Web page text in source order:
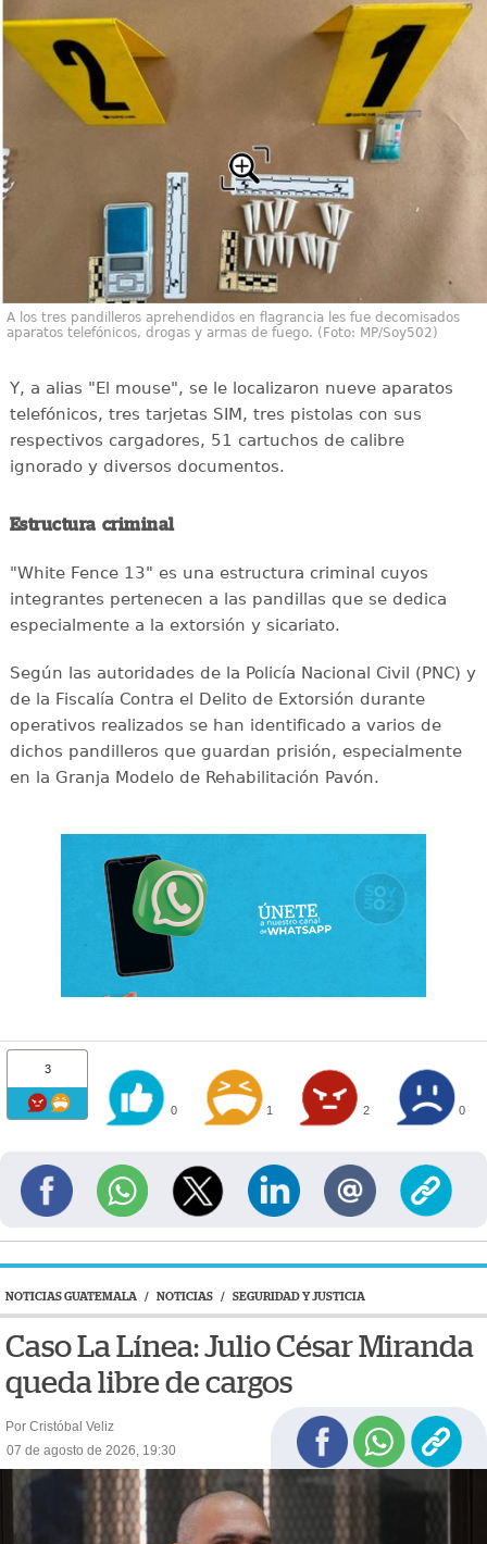
A los tres pandilleros aprehendidos en flagrancia les fue decomisados
aparatos telefónicos, drogas y armas de fuego. (Foto: MP/Soy502)
Y, a alias "El mouse", se le localizaron nueve aparatos
telefónicos, tres tarjetas SIM, tres pistolas con sus
respectivos cargadores, 51 cartuchos de calibre
ignorado y diversos documentos.
Estructura criminal
"White Fence 13" es una estructura criminal cuyos
integrantes pertenecen a las pandillas que se dedica
especialmente a la extorsión y sicariato.
Según las autoridades de la Policía Nacional Civil (PNC) y
de la Fiscalía Contra el Delito de Extorsión durante
operativos realizados se han identificado a varios de
dichos pandilleros que guardan prisión, especialmente
en la Granja Modelo de Rehabilitación Pavón.
3
0 1 2 0
NOTICIAS GUATEMALA / NOTICIAS / SEGURIDAD Y JUSTICIA
Caso La Línea: Julio César Miranda
queda libre de cargos
Por Cristóbal Veliz
07 de agosto de 2026, 19:30